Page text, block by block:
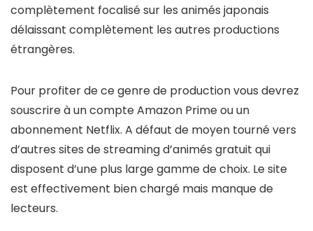
complètement focalisé sur les animés japonais
délaissant complètement les autres productions
étrangères.
Pour profiter de ce genre de production vous devrez
souscrire à un compte Amazon Prime ou un
abonnement Netflix. A défaut de moyen tourné vers
d’autres sites de streaming d’animés gratuit qui
disposent d’une plus large gamme de choix. Le site
est effectivement bien chargé mais manque de
lecteurs.